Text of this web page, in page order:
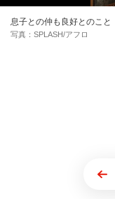
息子との仲も良好とのこと
写真：SPLASH/アフロ